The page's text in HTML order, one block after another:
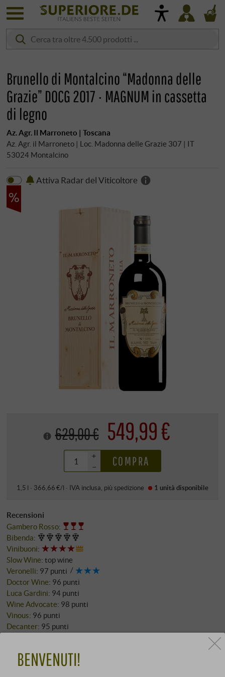
Brunello di Montalcino “Madonna delle
Grazie” DOCG 2017 · MAGNUM in cassetta
di legno
Az. Agr. Il Marroneto | Toscana
Az. Agr. il Marroneto | Loc. Madonna delle Grazie 307 | IT
53024 Montalcino
Attiva Radar del Viticoltore
629,00 € 549,99 €
+
–
COMPRA
1,5 l · 366,66 €/l · IVA inclusa , più spedizione 1 unità disponibile
Recensioni
Gambero Rosso:
Bibenda:
Vinibuoni:
Slow Wine: top wine
Veronelli: 97 punti
Doctor Wine: 96 punti
Luca Gardini: 94 punti
Wine Advocate: 98 punti
Vinous: 96 punti
Decanter: 95 punti
BENVENUTI!